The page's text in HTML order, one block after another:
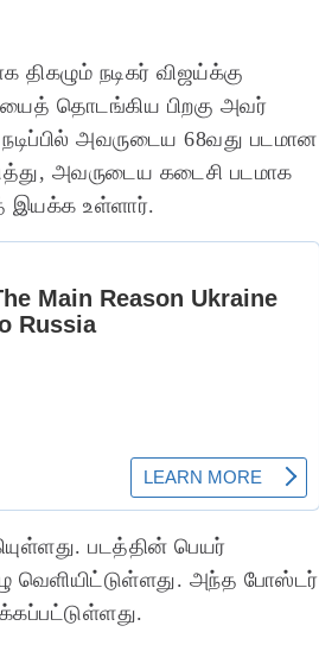
திகழும் நடிகர் விஜய்க்கு
தொடங்கிய பிறகு அவர்
அவருடைய 68வது படமான
அவருடைய கடைசி படமாக
இயக்க உள்ளார்.
படத்தின் பெயர்
வெளியிட்டுள்ளது. அந்த போஸ்டர்